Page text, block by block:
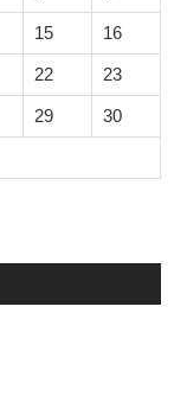
15 16
22 23
29 30